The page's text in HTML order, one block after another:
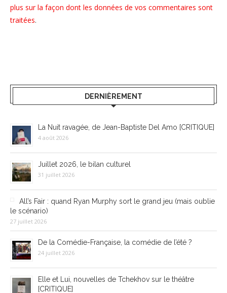
plus sur la façon dont les données de vos commentaires sont
traitées.
DERNIÈREMENT
La Nuit ravagée, de Jean-Baptiste Del Amo [CRITIQUE]
4 août 2026
Juillet 2026, le bilan culturel
31 juillet 2026
All’s Fair : quand Ryan Murphy sort le grand jeu (mais oublie
le scénario)
27 juillet 2026
De la Comédie-Française, la comédie de l’été ?
24 juillet 2026
Elle et Lui, nouvelles de Tchekhov sur le théâtre
[CRITIQUE]